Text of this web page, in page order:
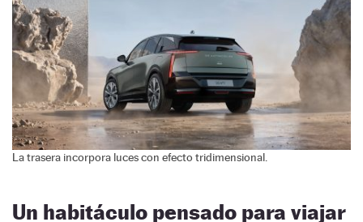
La trasera incorpora luces con efecto tridimensional.
Un habitáculo pensado para viajar